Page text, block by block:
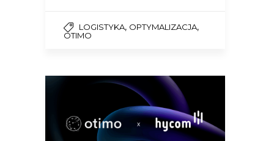
LOGISTYKA, OPTYMALIZACJA,
OTIMO